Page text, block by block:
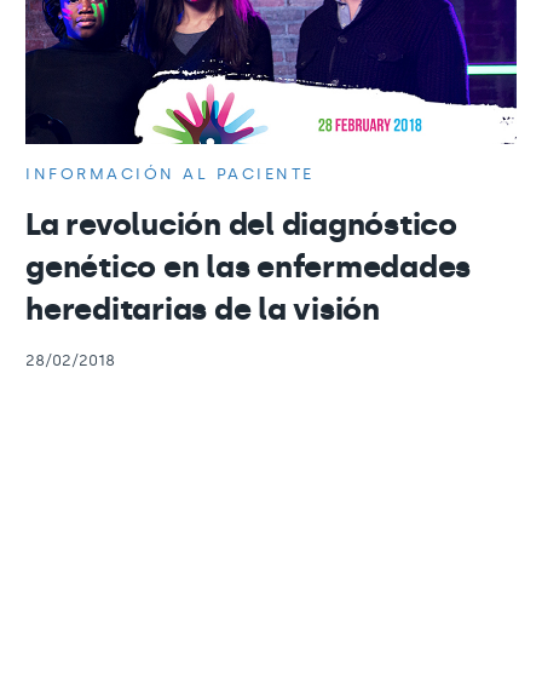
INFORMACIÓN AL PACIENTE
La revolución del diagnóstico
genético en las enfermedades
hereditarias de la visión
28/02/2018